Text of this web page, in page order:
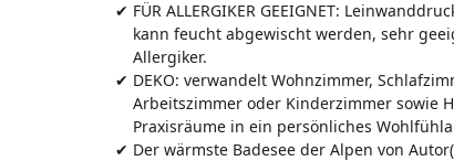
FÜR ALLERGIKER GEEIGNET:
kann feucht abgewischt werden, sehr
Allergiker.
DEKO: verwandelt Wohnzimmer,
Arbeitszimmer oder Kinderzimmer sowie
Praxisräume in ein persönliches
Der wärmste Badesee der Alpen von